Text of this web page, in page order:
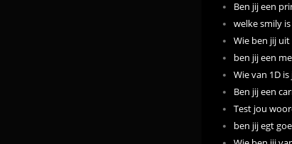
Ben jij een
welke smily
Wie ben jij uit
ben jij een
Wie van 1D
Ben jij een
Test jou
ben jij egt